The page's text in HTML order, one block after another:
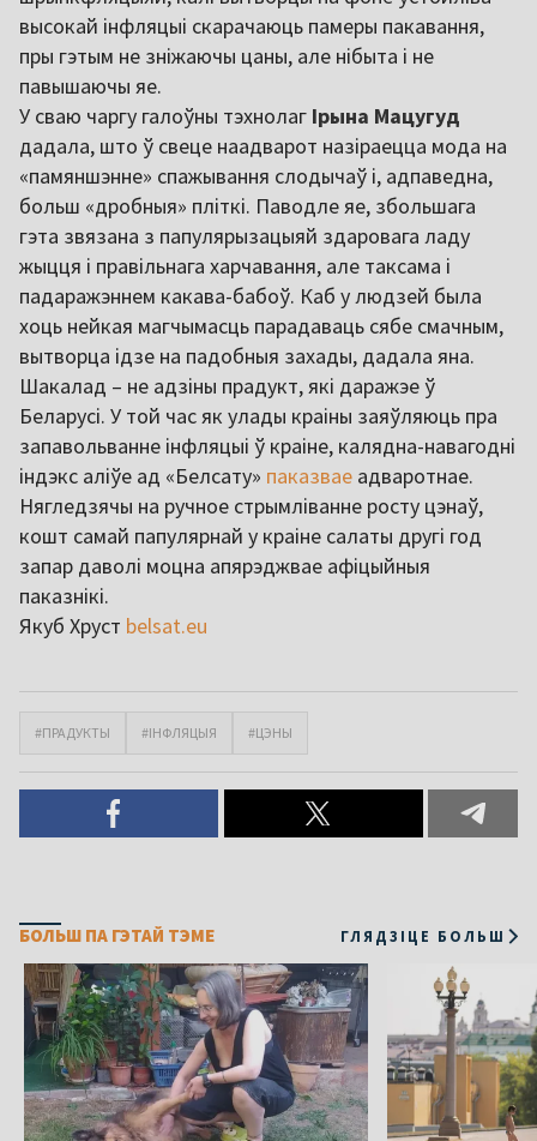
высокай інфляцыі скарачаюць памеры пакавання,
пры гэтым не зніжаючы цаны, але нібыта і не
павышаючы яе.
У сваю чаргу галоўны тэхнолаг Ірына Мацугуд
дадала, што ў свеце наадварот назіраецца мода на
«памяншэнне» спажывання слодычаў і, адпаведна,
больш «дробныя» пліткі. Паводле яе, збольшага
гэта звязана з папулярызацыяй здаровага ладу
жыцця і правільнага харчавання, але таксама і
падаражэннем какава-бабоў. Каб у людзей была
хоць нейкая магчымасць парадаваць сябе смачным,
вытворца ідзе на падобныя захады, дадала яна.
Шакалад – не адзіны прадукт, які даражэе ў
Беларусі. У той час як улады краіны заяўляюць пра
запавольванне інфляцыі ў краіне, калядна-навагодні
індэкс аліўе ад «Белсату» паказвае адваротнае.
Нягледзячы на ручное стрымліванне росту цэнаў,
кошт самай папулярнай у краіне салаты другі год
запар даволі моцна апярэджвае афіцыйныя
паказнікі.
Якуб Хруст belsat.eu
#ПРАДУКТЫ #ІНФЛЯЦЫЯ #ЦЭНЫ
БОЛЬШ ПА ГЭТАЙ ТЭМЕ ГЛЯДЗІЦЕ БОЛЬШ